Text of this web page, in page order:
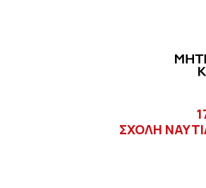
ΣΧΟΛΗ